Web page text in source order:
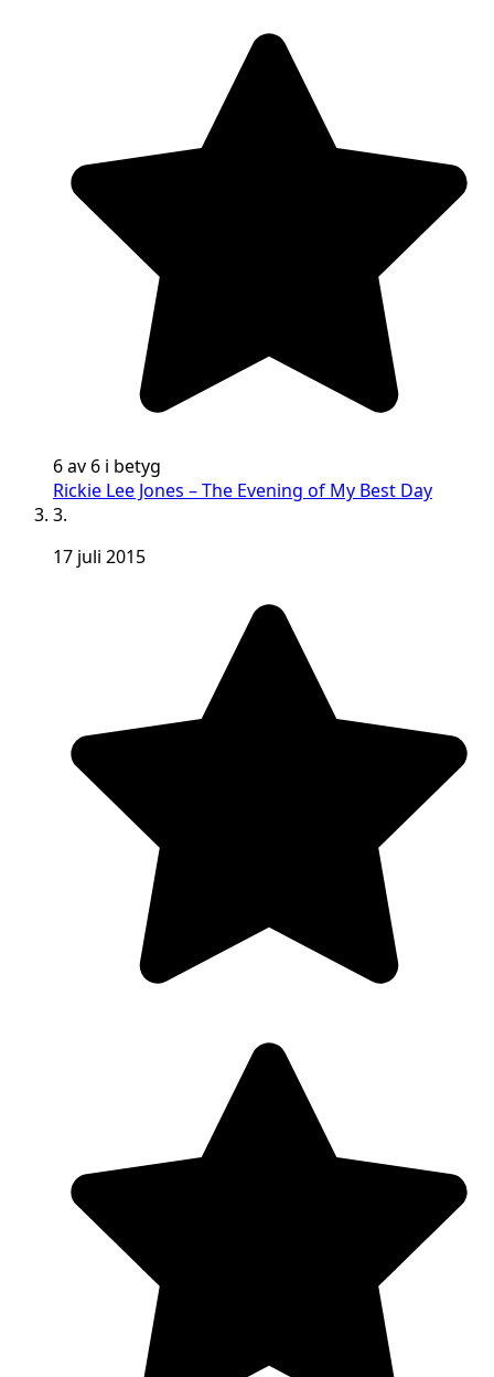
6 av 6 i betyg
Rickie Lee Jones – The Evening of My Best Day
3.
17 juli 2015